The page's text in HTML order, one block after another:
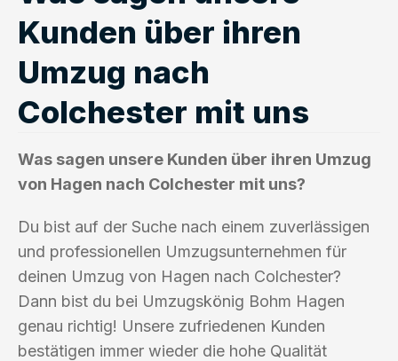
Kunden über ihren
Umzug nach
Colchester mit uns
Was sagen unsere Kunden über ihren Umzug
von Hagen nach Colchester mit uns?
Du bist auf der Suche nach einem zuverlässigen
und professionellen Umzugsunternehmen für
deinen Umzug von Hagen nach Colchester?
Dann bist du bei Umzugskönig Bohm Hagen
genau richtig! Unsere zufriedenen Kunden
bestätigen immer wieder die hohe Qualität